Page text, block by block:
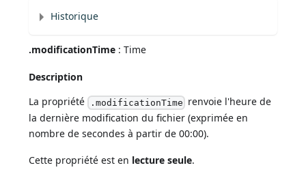
Historique
.modificationTime : Time
Description
La propriété .modificationTime renvoie l'heure de
la dernière modification du fichier (exprimée en
nombre de secondes à partir de 00:00).
Cette propriété est en lecture seule.